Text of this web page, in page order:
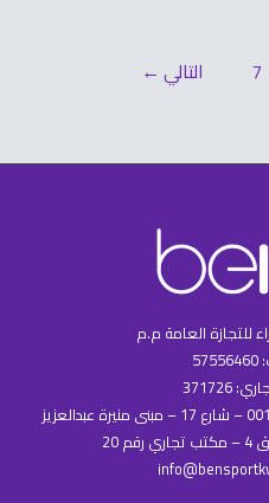
التالي←
العامة م.م
العنوان: حولي – حولي قطعة 001 – شارع 17 – مبنى منيرة عبدالعزيز